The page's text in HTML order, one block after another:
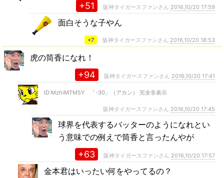
+51 阪神タイガースファンさん 2016,10/20 17:59
面白そうな子やん
+7 阪神タイガースファンさん 2016,10/20 18:53
虎の筒香になれ！
+94 阪神タイガースファンさん 2016,10/20 17:41
ID:MzhiMTM5Y 「-30」（アカン） 完全非表示
阪神タイガースファンさん 2016,10/20 17:45
球界を代表するバッターのようになれとい
う意味での例えで筒香と言ったんやが
+63 阪神タイガースファンさん 2016,10/20 17:57
金本君はいったい何をやってるの？